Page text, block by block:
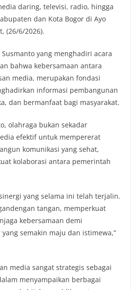
daring, televisi, radio, hingga
dan Kota Bogor di Ayo
(26/6/2026).
yang menghadiri acara
bahwa kebersamaan antara
media, merupakan fondasi
informasi pembangunan
dan bermanfaat bagi masyarakat.
olahraga bukan sekadar
efektif untuk mempererat
komunikasi yang sehat,
kolaborasi antara pemerintah
yang selama ini telah terjalin.
tangan, memperkuat
kebersamaan demi
semakin maju dan istimewa,”
media sangat strategis sebagai
menyampaikan berbagai